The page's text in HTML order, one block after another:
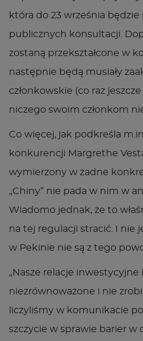
która do 23 września
publicznych konsultacji.
zostaną przekształcone w
następnie będą musiały
członkowskie (co raz
niczego swoim członkom
Co więcej, jak podkreśla
konkurencji Margrethe
wymierzony w żadne
„Chiny” nie pada w nim w
Wiadomo jednak, że to
na tej regulacji stracić. I nie
w Pekinie nie są z tego
„Nasze relacje
niezrównoważone i nie
liczyliśmy w komunikacie
szczycie w sprawie barier w